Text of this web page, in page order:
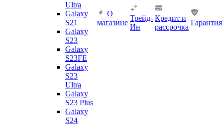
Ultra
Galaxy
S21
Galaxy
S23
Galaxy
S23FE
Galaxy
S23
Ultra
Galaxy
S23 Plus
Galaxy
S24
О
магазине
Трейд-
Ин
Кредит и
рассрочка
Гарантия